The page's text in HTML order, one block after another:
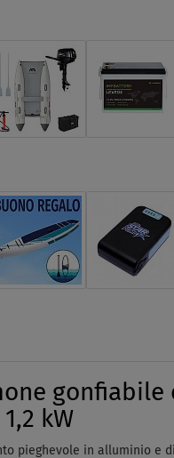
gonfiabile
kW
pieghevole in alluminio e